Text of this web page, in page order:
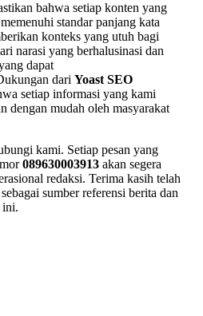
bahwa setiap konten yang
standar panjang kata
konteks yang utuh bagi
narasi yang berhalusinasi dan
dapat
dari Yoast SEO
setiap informasi yang kami
dengan mudah oleh masyarakat
kami. Setiap pesan yang
089630003913 akan segera
redaksi. Terima kasih telah
sumber referensi berita dan
ini.